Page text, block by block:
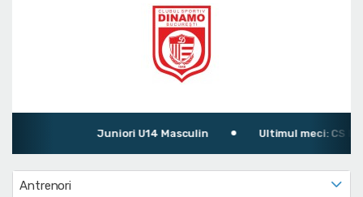
Juniori U14 Masculin Ultimul meci: CS
Antrenori